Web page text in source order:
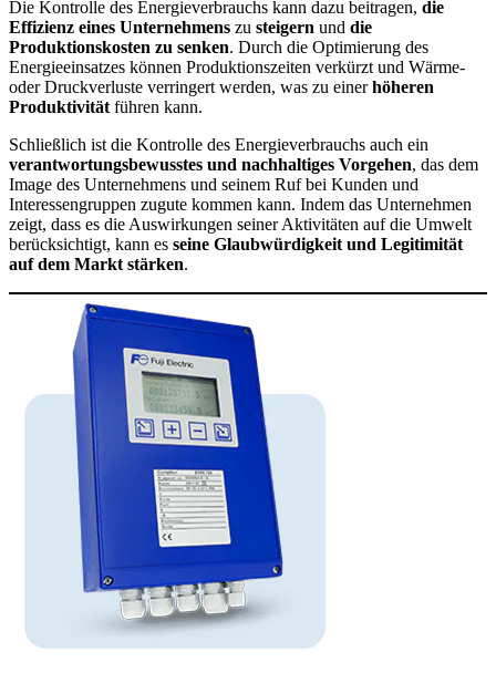
Die Kontrolle des Energieverbrauchs kann dazu beitragen, die
Effizienz eines Unternehmens zu steigern und die
Produktionskosten zu senken. Durch die Optimierung des
Energieeinsatzes können Produktionszeiten verkürzt und Wärme-
oder Druckverluste verringert werden, was zu einerhöheren
Produktivität führen kann.
Schließlich ist die Kontrolle des Energieverbrauchs auch ein
verantwortungsbewusstes und nachhaltiges Vorgehen, das dem
Image des Unternehmens und seinem Ruf bei Kunden und
Interessengruppen zugute kommen kann. Indem das Unternehmen
zeigt, dass es die Auswirkungen seiner Aktivitäten auf die Umwelt
berücksichtigt, kann es seine Glaubwürdigkeit und Legitimität
auf dem Markt stärken.